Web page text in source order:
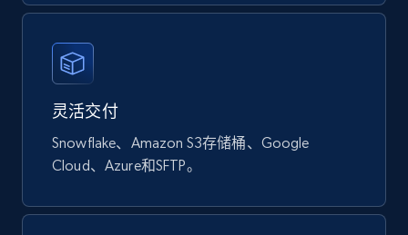
eCommerce
877+
Naver products
Discount rate, Currency, Description, and more.
灵活交付
Snowflake、Amazon S3存储桶、Google
Cloud、Azure和SFTP。